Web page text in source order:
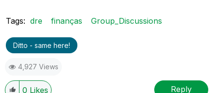
Tags: dre finanças Group_Discussions
Ditto - same here!
4,927 Views
0 Likes Reply